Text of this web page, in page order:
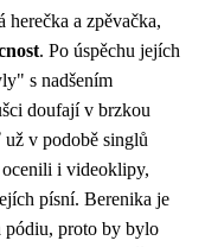
herečka a zpěvačka,
. Po úspěchu jejích
s nadšením
doufají v brzkou
už v podobě singlů
i videoklipy,
písní. Berenika je
pódiu, proto by bylo